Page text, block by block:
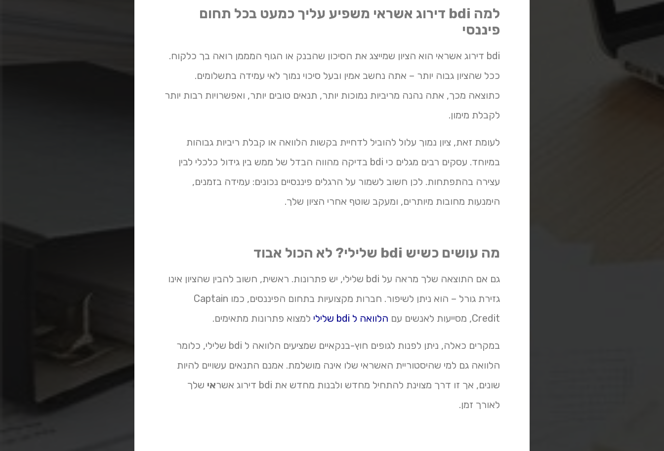
למה bdi דירוג אשראי משפיע עליך כמעט בכל תחום
פיננסי
bdi דירוג אשראי הוא הציון שמייצג את הסיכון שהבנק או הגוף המממן רואה בך כלקוח.
ככל שהציון גבוה יותר – אתה נחשב אמין ובעל סיכוי נמוך לאי עמידה בתשלומים.
כתוצאה מכך, אתה נהנה מריביות נמוכות יותר, תנאים טובים יותר, ואפשרויות רבות יותר
לקבלת מימון.
לעומת זאת, ציון נמוך עלול להוביל לדחיית בקשות הלוואה או קבלת ריביות גבוהות
במיוחד. עסקים רבים מגלים כי bdi בדיקה מהווה הבדל של ממש בין גידול כלכלי לבין
עצירה בהתפתחות. לכן חשוב לשמור על הרגלים פיננסיים נכונים: עמידה בזמנים,
הימנעות מחובות מיותרים, ומעקב שוטף אחרי הציון שלך.
מה עושים כשיש bdi שלילי? לא הכול אבוד
גם אם התוצאה שלך מראה על bdi שלילי, יש פתרונות. ראשית, חשוב להבין שהציון אינו
גזירת גורל – הוא ניתן לשיפור. חברות מקצועיות בתחום הפיננסים, כמו Captain
Credit, מסייעות לאנשים עם
הלוואה ל bdi שלילי למצוא פתרונות מתאימים.
במקרים כאלה, ניתן לפנות לגופים חוץ-בנקאיים שמציעים הלוואה ל bdi שלילי, כלומר
הלוואה גם למי שהיסטוריית האשראי שלו אינה מושלמת. אמנם התנאים עשויים להיות
שונים, אך זו דרך מצוינת להתחיל מחדש ולבנות מחדש את bdi דירוג אשר
אי שלך
לאורך זמן.